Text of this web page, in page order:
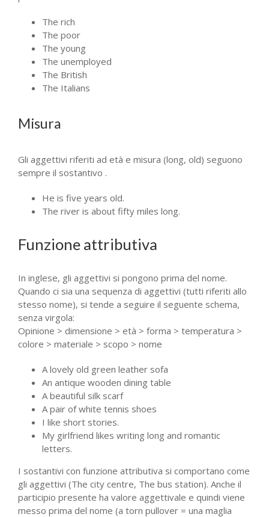
The rich
The poor
The young
The unemployed
The British
The Italians
Misura
Gli aggettivi riferiti ad età e misura (long, old) seguono
sempre il sostantivo .
He is five years old.
The river is about fifty miles long.
Funzione attributiva
In inglese, gli aggettivi si pongono prima del nome.
Quando ci sia una sequenza di aggettivi (tutti riferiti allo
stesso nome), si tende a seguire il seguente schema,
senza virgola:
Opinione > dimensione > età > forma > temperatura >
colore > materiale > scopo > nome
A lovely old green leather sofa
An antique wooden dining table
A beautiful silk scarf
A pair of white tennis shoes
I like short stories.
My girlfriend likes writing long and romantic
letters.
I sostantivi con funzione attributiva si comportano come
gli aggettivi (The city centre, The bus station). Anche il
participio presente ha valore aggettivale e quindi viene
messo prima del nome (a torn pullover = una maglia